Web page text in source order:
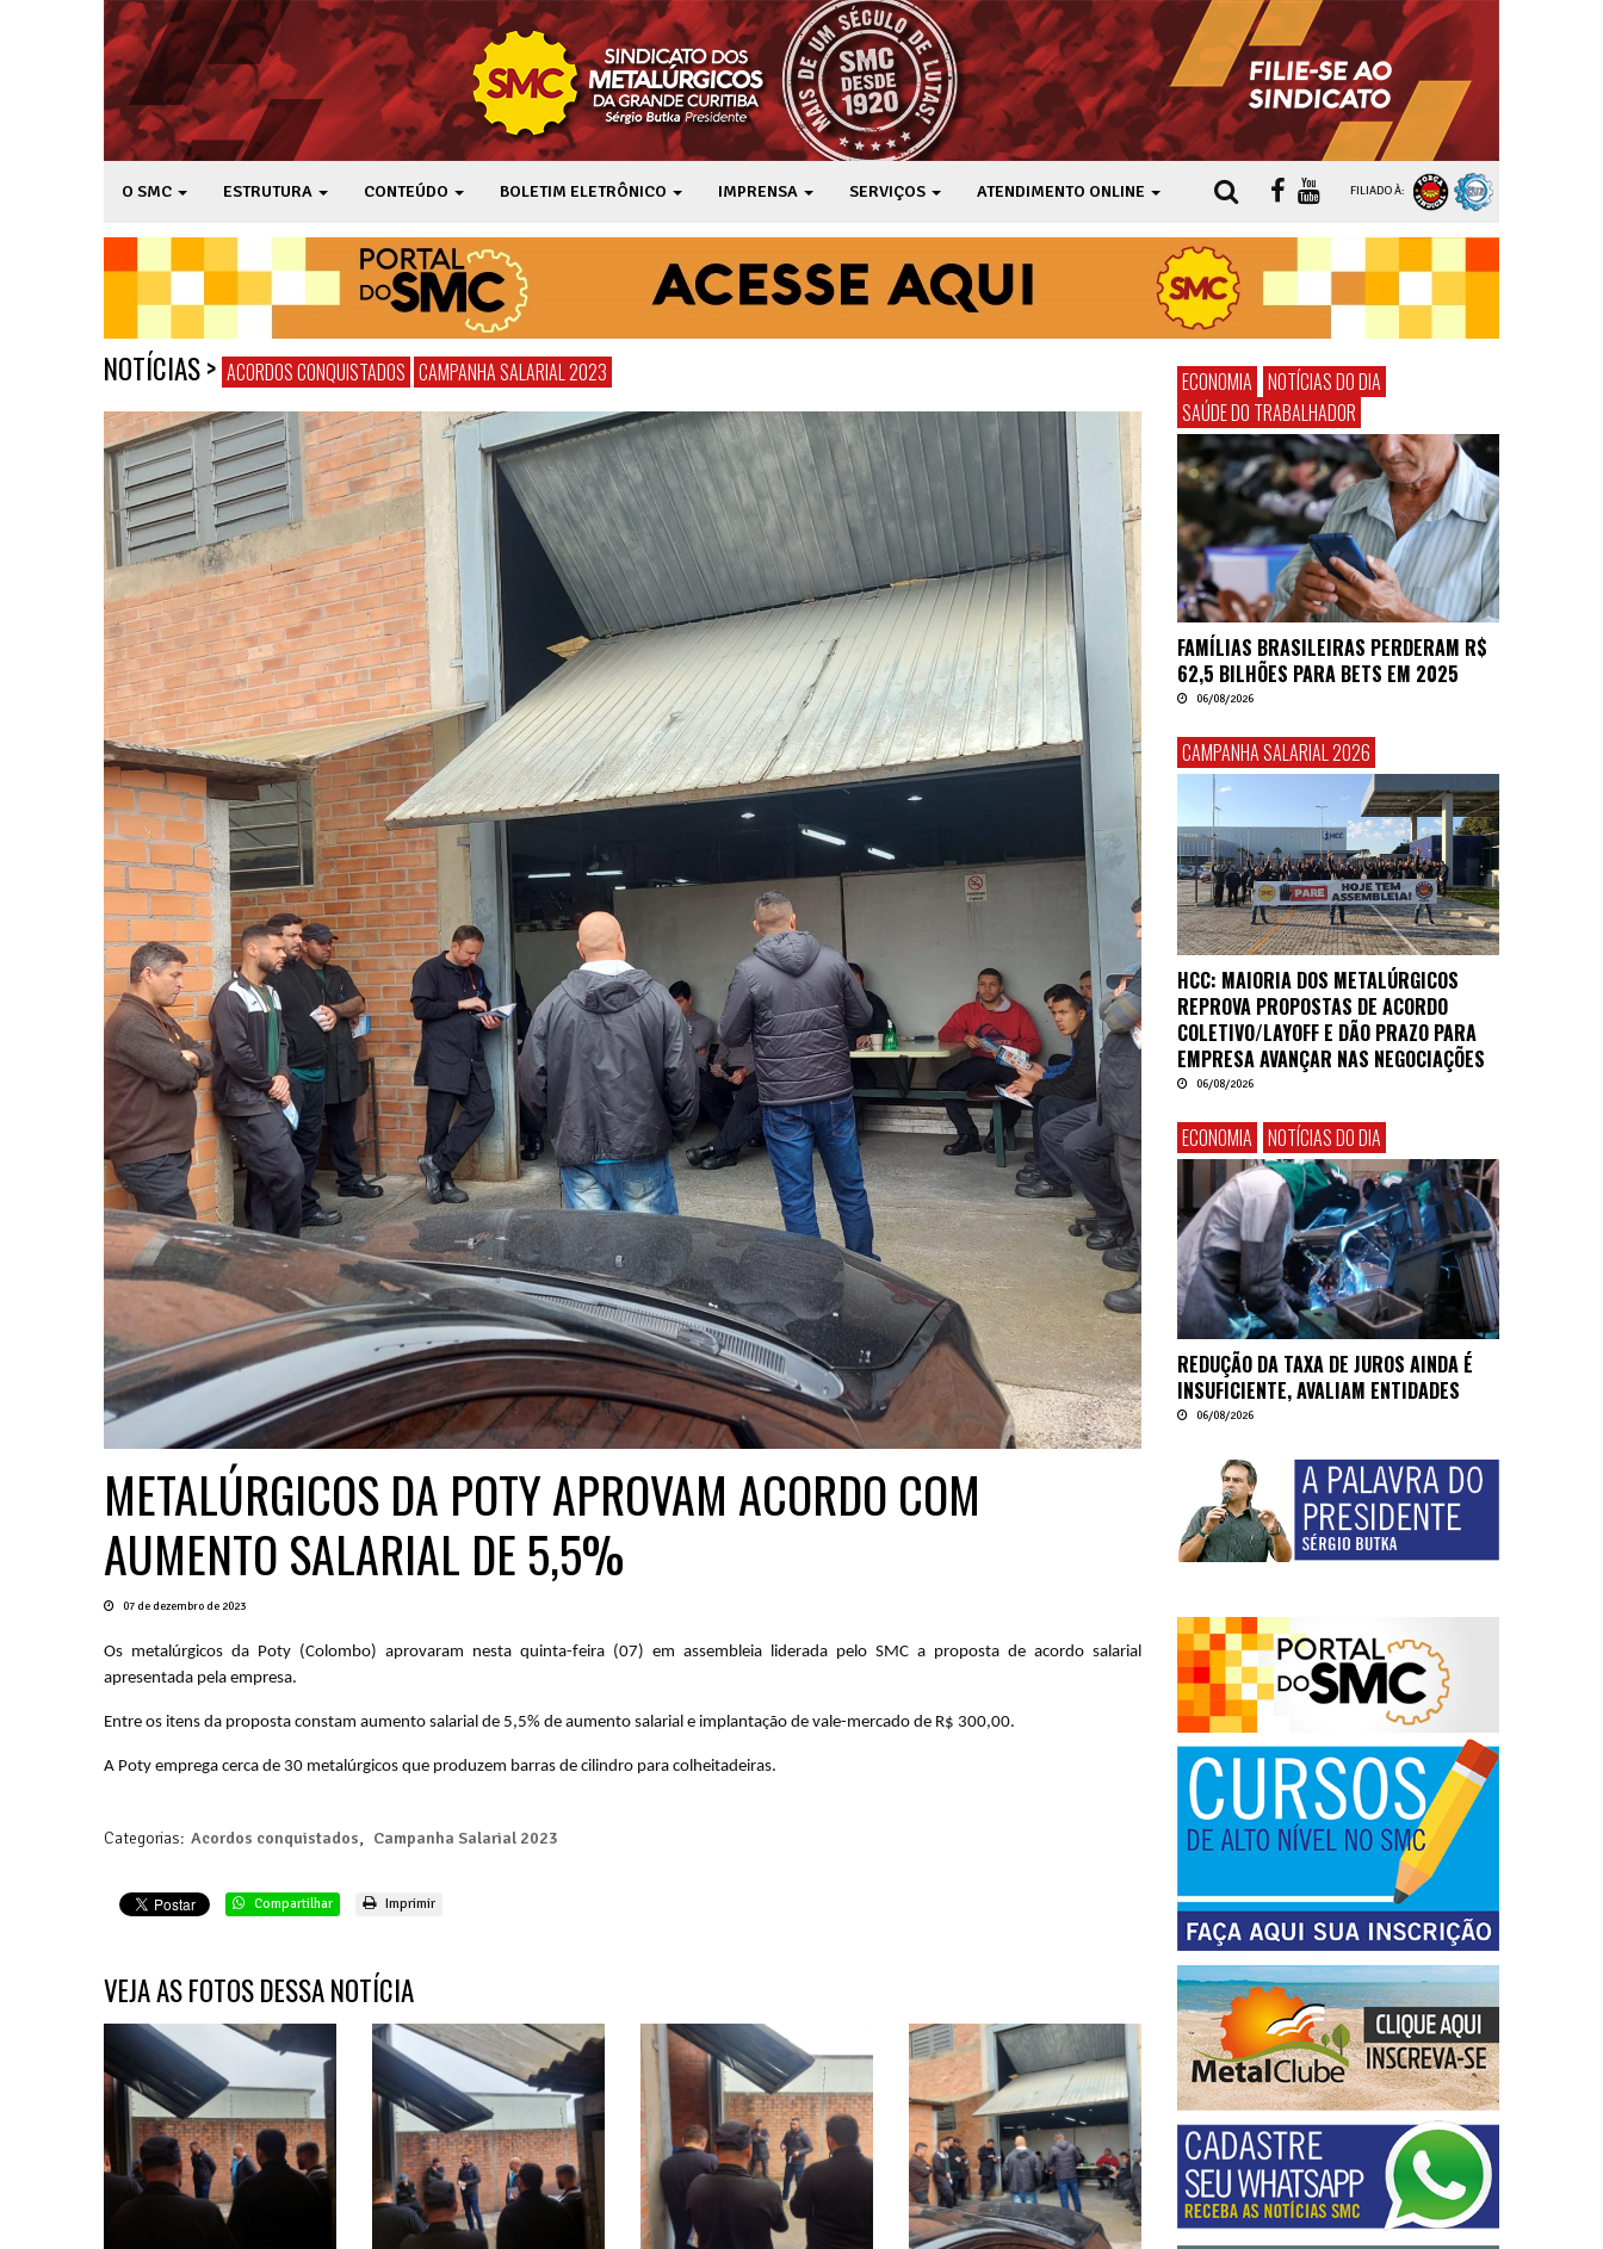
O SMC ESTRUTURA CONTEÚDO BOLETIM ELETRÔNICO IMPRENSA SERVIÇOS ATENDIMENTO ONLINE FILIADO À:
NOTÍCIAS> ACORDOS CONQUISTADOS CAMPANHA SALARIAL 2023
METALÚRGICOS DA POTY APROVAM ACORDO COM
AUMENTO SALARIAL DE 5,5%
07 de dezembro de 2023
Os metalúrgicos da Poty (Colombo) aprovaram nesta quinta-feira (07) em assembleia liderada pelo SMC a proposta de acordo salarial
apresentada pela empresa.
Entre os itens da proposta constam aumento salarial de 5,5% de aumento salarial e implantação de vale-mercado de R$ 300,00.
A Poty emprega cerca de 30 metalúrgicos que produzem barras de cilindro para colheitadeiras.
Categorias: Acordos conquistados, Campanha Salarial 2023
Compartilhar Imprimir
VEJA AS FOTOS DESSA NOTÍCIA
ECONOMIA NOTÍCIAS DO DIA
SAÚDE DO TRABALHADOR
FAMÍLIAS BRASILEIRAS PERDERAM R$
62,5 BILHÕES PARA BETS EM 2025
06/08/2026
CAMPANHA SALARIAL 2026
HCC: MAIORIA DOS METALÚRGICOS
REPROVA PROPOSTAS DE ACORDO
COLETIVO/LAYOFF E DÃO PRAZO PARA
EMPRESA AVANÇAR NAS NEGOCIAÇÕES
06/08/2026
ECONOMIA NOTÍCIAS DO DIA
REDUÇÃO DA TAXA DE JUROS AINDA É
INSUFICIENTE, AVALIAM ENTIDADES
06/08/2026